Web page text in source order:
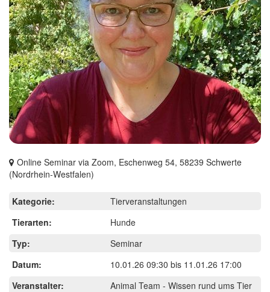
Online Seminar via Zoom, Eschenweg 54, 58239 Schwerte
(Nordrhein-Westfalen)
Kategorie:
Tierveranstaltungen
Tierarten:
Hunde
Typ:
Seminar
Datum:
10.01.26 09:30 bis 11.01.26 17:00
Veranstalter:
Animal Team - Wissen rund ums Tier